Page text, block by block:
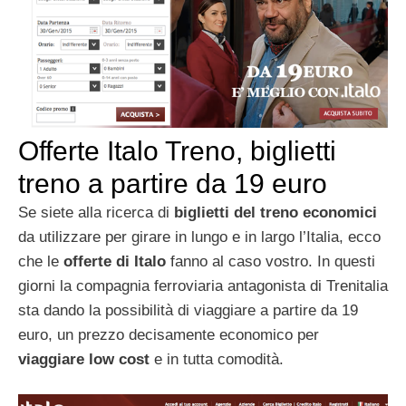
Offerte Italo Treno, biglietti
treno a partire da 19 euro
Se siete alla ricerca di biglietti del treno economici
da utilizzare per girare in lungo e in largo l’Italia, ecco
che le offerte di Italo fanno al caso vostro. In questi
giorni la compagnia ferroviaria antagonista di Trenitalia
sta dando la possibilità di viaggiare a partire da 19
euro, un prezzo decisamente economico per
viaggiare low cost e in tutta comodità.